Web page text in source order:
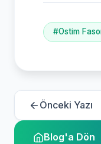
#Ostim
Önceki Yazı
Blog'a Dön